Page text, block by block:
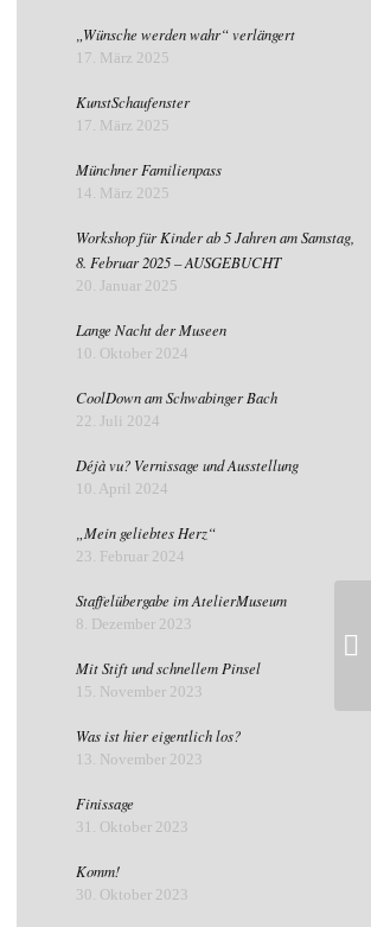
„Wünsche werden wahr“ verlängert
17. März 2025
KunstSchaufenster
17. März 2025
Münchner Familienpass
14. März 2025
Workshop für Kinder ab 5 Jahren am Samstag,
8. Februar 2025 – AUSGEBUCHT
20. Januar 2025
Lange Nacht der Museen
10. Oktober 2024
CoolDown am Schwabinger Bach
22. Juli 2024
Déjà vu? Vernissage und Ausstellung
10. April 2024
„Mein geliebtes Herz“
23. Februar 2024
Staffelübergabe im AtelierMuseum
8. Dezember 2023
Mit Stift und schnellem Pinsel
15. November 2023
Was ist hier eigentlich los?
13. November 2023
Finissage
31. Oktober 2023
Komm!
30. Oktober 2023